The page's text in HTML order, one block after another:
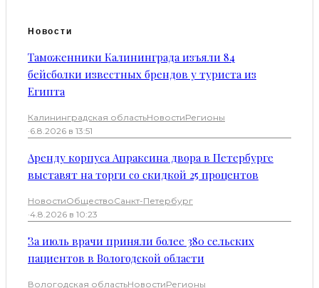
Новости
Таможенники Калининграда изъяли 84
бейсболки известных брендов у туриста из
Египта
Калининградская областьНовостиРегионы
·6.8.2026 в 13:51
Аренду корпуса Апраксина двора в Петербурге
выставят на торги со скидкой 25 процентов
НовостиОбществоСанкт-Петербург
·4.8.2026 в 10:23
За июль врачи приняли более 380 сельских
пациентов в Вологодской области
Вологодская областьНовостиРегионы